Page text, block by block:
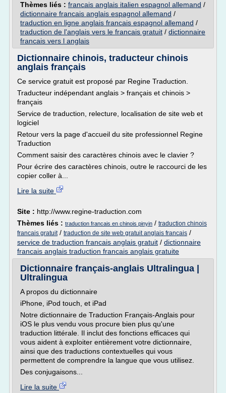
Thèmes liés : francais anglais italien espagnol allemand /
dictionnaire francais anglais espagnol allemand /
traduction en ligne anglais francais espagnol allemand /
traduction de l'anglais vers le francais gratuit / dictionnaire
francais vers l anglais
Dictionnaire chinois, traducteur chinois
anglais français
Ce service gratuit est proposé par Regine Traduction.
Traducteur indépendant anglais > français et chinois >
français
Service de traduction, relecture, localisation de site web et
logiciel
Retour vers la page d'accueil du site professionnel Regine
Traduction
Comment saisir des caractères chinois avec le clavier ?
Pour écrire des caractères chinois, outre le raccourci de les
copier coller à...
Lire la suite
Site : http://www.regine-traduction.com
Thèmes liés : traduction francais en chinois pinyin / traduction chinois
francais gratuit/ traduction de site web gratuit anglais francais /
service de traduction francais anglais gratuit / dictionnaire
francais anglais traduction francais anglais gratuite
Dictionnaire français-anglais Ultralingua |
Ultralingua
A propos du dictionnaire
iPhone, iPod touch, et iPad
Notre dictionnaire de Traduction Français-Anglais pour
iOS le plus vendu vous procure bien plus qu'une
traduction littérale. Il inclut des fonctions efficaces qui
vous aident à exploiter entièrement votre dictionnaire,
ainsi que des traductions contextuelles qui vous
permettent de comprendre la langue que vous utilisez.
Des conjugaisons...
Lire la suite